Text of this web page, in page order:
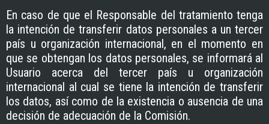
En caso de que el Responsable del tratamiento tenga
la intención de transferir datos personales a un tercer
país u organización internacional, en el momento en
que se obtengan los datos personales, se informará al
Usuario acerca del tercer país u organización
internacional al cual se tiene la intención de transferir
los datos, así como de la existencia o ausencia de una
decisión de adecuación de la Comisión.